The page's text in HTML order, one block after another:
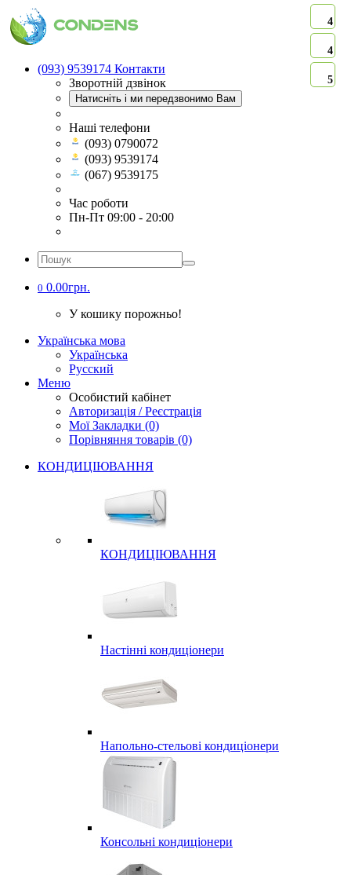
(093) 9539174 Контакти
Зворотній дзвінок
Натисніть і ми передзвонимо Вам
Наші телефони
(093) 0790072
(093) 9539174
(067) 9539175
Час роботи
Пн-Пт 09:00 - 20:00
0 0.00грн.
У кошику порожньо!
Українська мова
Українська
Русский
Меню
Особистий кабінет
Авторизація / Реєстрація
Мої Закладки (0)
Порівняння товарів (0)
КОНДИЦІЮВАННЯ
КОНДИЦІЮВАННЯ
Настінні кондиціонери
Напольно-стельові кондиціонери
Консольні кондиціонери
4
4
5